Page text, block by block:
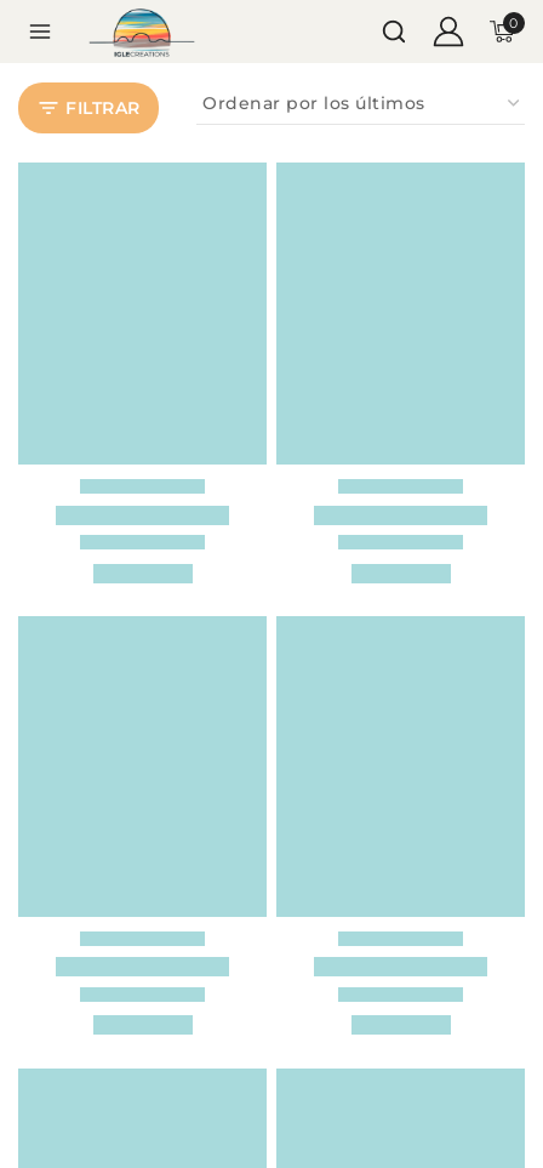
0
FILTRAR